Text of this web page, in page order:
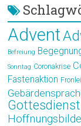
Advent
Befreiung
Sonntag Coronakrise
Fastenaktion
Gottesdienst